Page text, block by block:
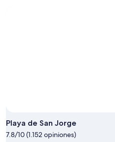
Playa de San Jorge
7.8/10 (1.152 opiniones)